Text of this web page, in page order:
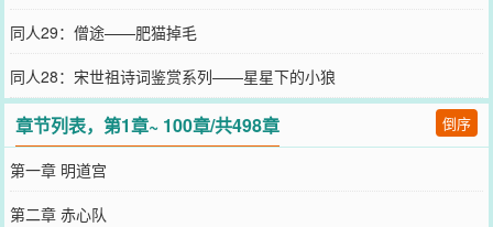
同人29：僧途——肥猫掉毛
同人28：宋世祖诗词鉴赏系列——星星下的小狼
章节列表，第1章~ 100章/共498章 倒序
第一章 明道宫
第二章 赤心队